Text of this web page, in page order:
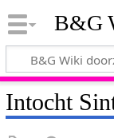
B&G
Intocht